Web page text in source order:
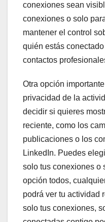
conexiones sean
conexiones o solo
mantener el control
quién estás
contactos
Otra opción
privacidad de la
decidir si quieres
reciente, como los
publicaciones o los
LinkedIn. Puedes
solo tus conexiones o
opción todos,
podrá ver tu actividad
solo tus conexiones,